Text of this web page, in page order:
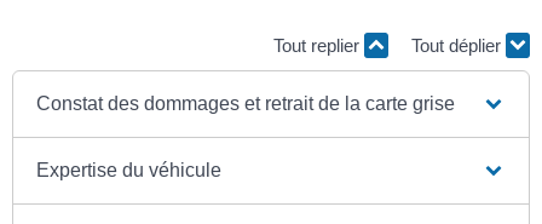
Tout replier Tout déplier
Constat des dommages et retrait de la carte grise
Expertise du véhicule